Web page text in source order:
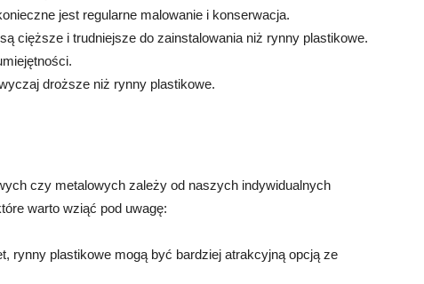
jest regularne malowanie i konserwacja.
cięższe i trudniejsze do zainstalowania niż rynny plastikowe.
droższe niż rynny plastikowe.
czy metalowych zależy od naszych indywidualnych
warto wziąć pod uwagę:
rynny plastikowe mogą być bardziej atrakcyjną opcją ze